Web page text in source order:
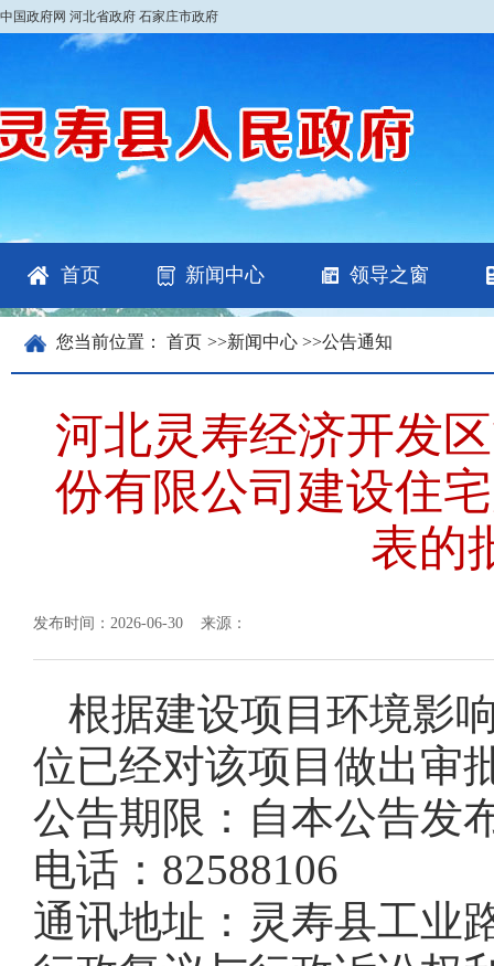
中国政府网 河北省政府 石家庄市政府
首页 新闻中心 领导之窗
您当前位置： 首页 >>新闻中心 >>公告通知
河北灵寿经济开发
份有限公司建设住
表的
发布时间：2026-06-30 来源：
根据建设项目环境影
位已经对该项目做出审
公告期限：自本公告发
电话：82588106
通讯地址：灵寿县工业